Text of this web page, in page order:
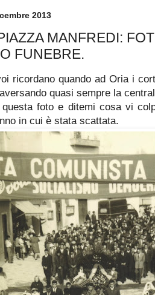
2013
MANFREDI:
FUNEBRE.
ricordano quando ad Oria i
quasi sempre la
questa foto e ditemi cosa vi
in cui è stata scattata.